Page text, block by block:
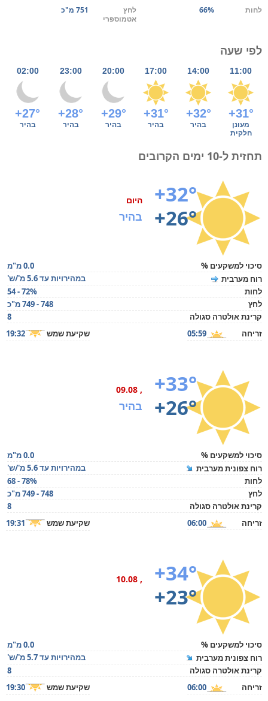
לחות
66%
לחץ
אטמוספרי
751 מ"כ
לפי שעה
11:00
14:00
17:00
20:00
23:00
02:00
+31°
+32°
+31°
+29°
+28°
+27°
מעונן
חלקית
בהיר בהיר בהיר בהיר בהיר
תחזית ל-10 ימים הקרובים
+32°
+26°
היום
בהיר
סיכוי למשקעים %
0.0 מ"מ
רוח מערבית
במהירויות עד 5.6 מ'/ש'
לחות
54 - 72%
לחץ
748 - 749 מ"כ
קרינת אולטרה סגולה
8
זריחה
05:59 שקיעת שמש 19:32
+33°
+26°
, 09.08
בהיר
סיכוי למשקעים %
0.0 מ"מ
רוח צפונית מערבית
במהירויות עד 5.6 מ'/ש'
לחות
68 - 78%
לחץ
748 - 749 מ"כ
קרינת אולטרה סגולה
8
זריחה
06:00 שקיעת שמש 19:31
+34°
+23°
, 10.08
סיכוי למשקעים %
0.0 מ"מ
רוח צפונית מערבית
במהירויות עד 5.7 מ'/ש'
קרינת אולטרה סגולה
8
זריחה
06:00 שקיעת שמש 19:30